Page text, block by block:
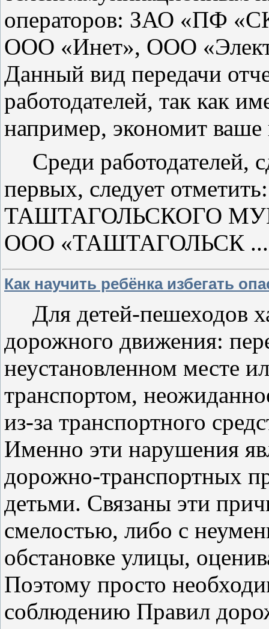
операторов: ЗАО «ПФ
ООО «Инет», ООО
Данный вид передачи
работодателей, так как
например, экономит ваше
Среди работодателей,
первых, следует
ТАШТАГОЛЬСКОГО
ООО «ТАШТАГОЛЬСК
Как научить ребёнка избегать
Для детей-пешеходов
дорожного движения:
неустановленном месте
транспортом,
из-за транспортного
Именно эти нарушения
дорожно-транспортных
детьми. Связаны эти
смелостью, либо с
обстановке улицы,
Поэтому просто
соблюдению Правил